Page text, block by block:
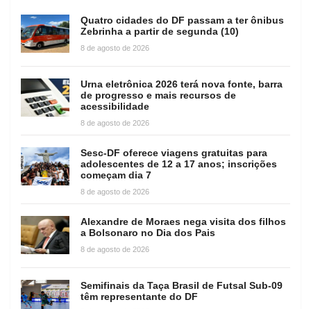
Quatro cidades do DF passam a ter ônibus
Zebrinha a partir de segunda (10)
8 de agosto de 2026
Urna eletrônica 2026 terá nova fonte, barra
de progresso e mais recursos de
acessibilidade
8 de agosto de 2026
Sesc-DF oferece viagens gratuitas para
adolescentes de 12 a 17 anos; inscrições
começam dia 7
8 de agosto de 2026
Alexandre de Moraes nega visita dos filhos
a Bolsonaro no Dia dos Pais
8 de agosto de 2026
Semifinais da Taça Brasil de Futsal Sub-09
têm representante do DF